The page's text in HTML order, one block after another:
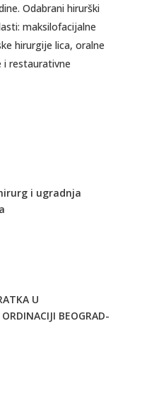
Odabrani hirurški
maksilofacijalne
hirurgije lica, oralne
i restaurativne
i ugradnja
U
ORDINACIJI BEOGRAD-